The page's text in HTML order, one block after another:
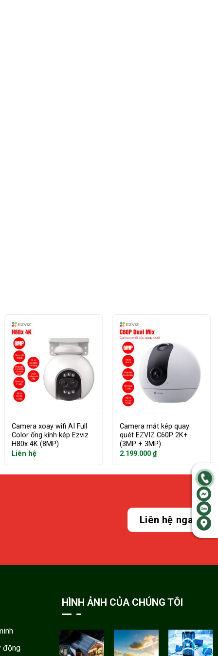
Camera xoay wifi AI Full
Color ống kính kép Ezviz
H80x 4K (8MP)
Liên hệ
Camera mắt kép quay
quét EZVIZ C60P 2K+
(3MP + 3MP)
2.199.000₫
Liên hệ ngay
động
HÌNH ẢNH CỦA CHÚNG TÔI